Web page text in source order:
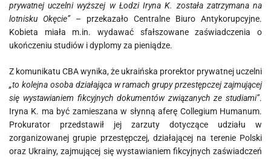
prywatnej uczelni wyższej w Łodzi Iryna K. została zatrzymana na
lotnisku Okęcie”– przekazało Centralne Biuro Antykorupcyjne.
Kobieta miała m.in. wydawać sfałszowane zaświadczenia o
ukończeniu studiów i dyplomy za pieniądze.
Z komunikatu CBA wynika, że ukraińska prorektor prywatnej uczelni
„to kolejna osoba działająca w ramach grupy przestępczej zajmującej
się wystawianiem fikcyjnych dokumentów związanych ze studiami”.
Iryna K. ma być zamieszana w słynną aferę Collegium Humanum.
Prokurator przedstawił jej zarzuty dotyczące udziału w
zorganizowanej grupie przestępczej, działającej na terenie Polski
oraz Ukrainy, zajmującej się wystawianiem fikcyjnych zaświadczeń